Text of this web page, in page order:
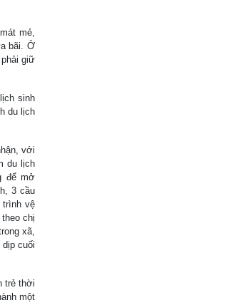
mẻ,
bãi. Ở
giữ
sinh
du lịch
với
du lịch
để mở
3 cầu
trình vệ
chị
xã,
cuối
trẻ thời
một